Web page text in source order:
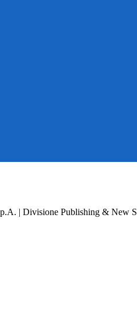
| Divisione Publishing & New